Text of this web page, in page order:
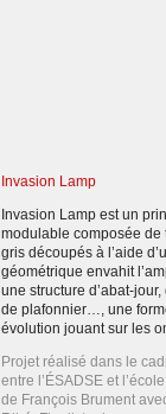
Invasion Lamp
Invasion Lamp est un
modulable composée de
gris découpés à l’aide
géométrique envahit
une structure d’abat-
de plafonnier…, une
évolution jouant sur les
Projet réalisé dans le
entre l’ÉSADSE et
de François Brument